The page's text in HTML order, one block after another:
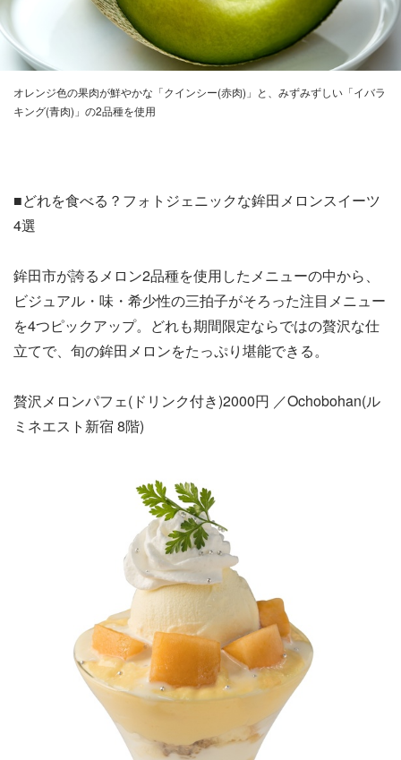
オレンジ色の果肉が鮮やかな「クインシー(赤肉)」と、みずみずしい「イバラ
キング(青肉)」の2品種を使用
■どれを食べる？フォトジェニックな鉾田メロンスイーツ
4選
鉾田市が誇るメロン2品種を使用したメニューの中から、
ビジュアル・味・希少性の三拍子がそろった注目メニュー
を4つピックアップ。どれも期間限定ならではの贅沢な仕
立てで、旬の鉾田メロンをたっぷり堪能できる。
贅沢メロンパフェ(ドリンク付き)2000円 ／Ochobohan(ル
ミネエスト新宿 8階)